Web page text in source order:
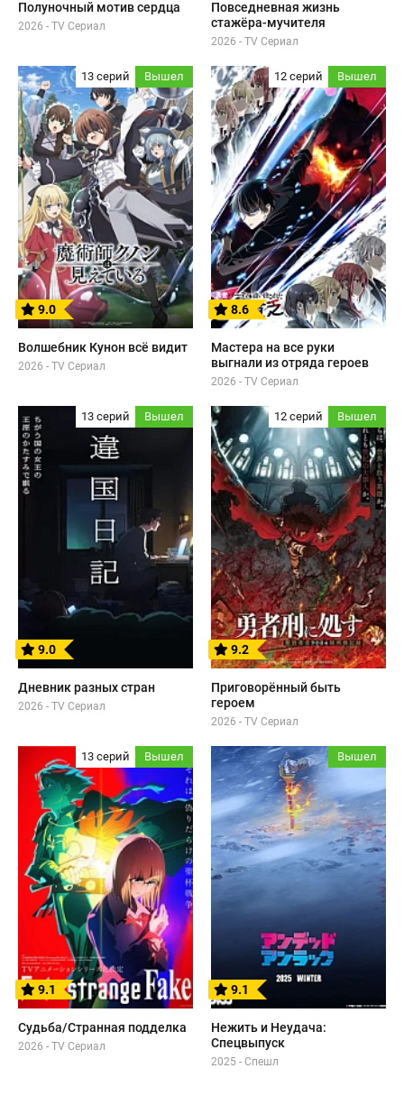
Полуночный мотив сердца
2026 - TV Сериал
Повседневная жизнь
стажёра-мучителя
2026 - TV Сериал
13 серий Вышел
9.0
Волшебник Кунон всё видит
2026 - TV Сериал
12 серий Вышел
8.6
Мастера на все руки
выгнали из отряда героев
2026 - TV Сериал
13 серий Вышел
9.0
Дневник разных стран
2026 - TV Сериал
12 серий Вышел
9.2
Приговорённый быть
героем
2026 - TV Сериал
13 серий Вышел
9.1
Судьба/Странная подделка
2026 - TV Сериал
Вышел
9.1
Нежить и Неудача:
Спецвыпуск
2025 - Спешл